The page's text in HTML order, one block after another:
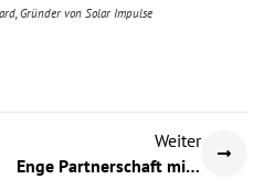
Gründer von Solar Impulse
Weiter
Enge Partnerschaft mit der EDF-Gruppe